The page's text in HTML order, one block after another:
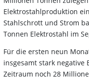
Elektrostahlproduktion
Stahlschrott und Strom
Tonnen Elektrostahl im
Für die ersten neun
insgesamt stark negative
Zeitraum noch 28